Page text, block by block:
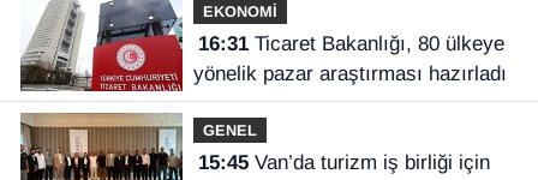
EKONOMİ
16:31Ticaret Bakanlığı, 80 ülkeye
yönelik pazar araştırması hazırladı
GENEL
15:45Van’da turizm iş birliği için